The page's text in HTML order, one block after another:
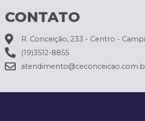
CONTATO
R. Conceição, 233 - Centro -
(19)3512-8855